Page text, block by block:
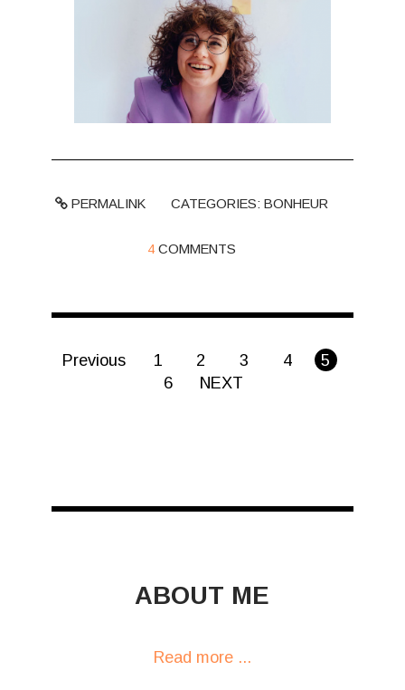
PERMALINK CATEGORIES:BONHEUR
4 COMMENTS
Previous 1 2 3 4
5
6
NEXT
ABOUT ME
Read more ...